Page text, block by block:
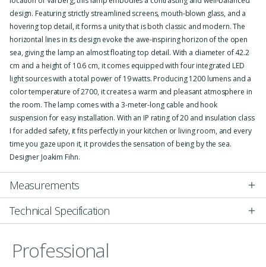
design. Featuring strictly streamlined screens, mouth-blown glass, and a
hovering top detail, it forms a unity that is both classic and modern. The
horizontal lines in its design evoke the awe-inspiring horizon of the open
sea, giving the lamp an almost floating top detail. With a diameter of 42.2
cm and a height of 10.6 cm, it comes equipped with four integrated LED
light sources with a total power of 19 watts. Producing 1200 lumens and a
color temperature of 2700, it creates a warm and pleasant atmosphere in
the room. The lamp comes with a 3-meter-long cable and hook
suspension for easy installation. With an IP rating of 20 and insulation class
I for added safety, it fits perfectly in your kitchen or living room, and every
time you gaze upon it, it provides the sensation of being by the sea.
Designer Joakim Fihn.
Measurements
Technical Specification
Professional